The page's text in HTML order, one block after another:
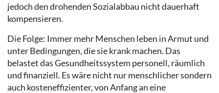
jedoch den drohenden Sozialabbau nicht dauerhaft
kompensieren.
Die Folge: Immer mehr Menschen leben in Armut und
unter Bedingungen, die sie krank machen. Das
belastet das Gesundheitssystem personell, räumlich
und finanziell. Es wäre nicht nur menschlicher sondern
auch kosteneffizienter, von Anfang an eine